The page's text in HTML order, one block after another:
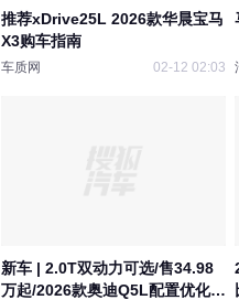
推荐xDrive25L 2026款华晨宝马
X3购车指南
车质网 02-12 02:03
新车 | 2.0T双动力可选/售34.98
万起/2026款奥迪Q5L配置优化上